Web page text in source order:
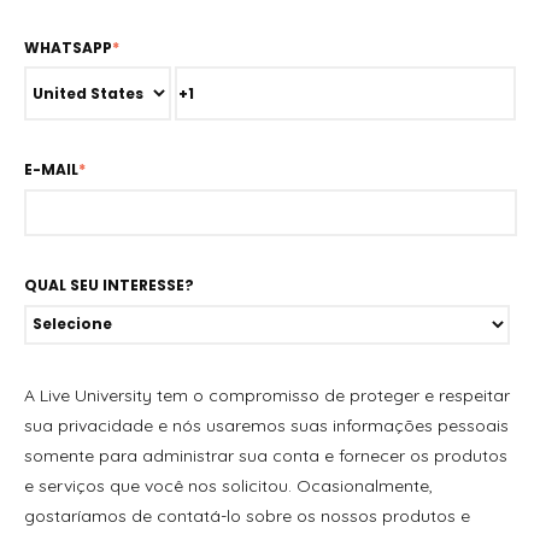
WHATSAPP*
E-MAIL*
QUAL SEU INTERESSE?
A Live University tem o compromisso de proteger e respeitar
sua privacidade e nós usaremos suas informações pessoais
somente para administrar sua conta e fornecer os produtos
e serviços que você nos solicitou. Ocasionalmente,
gostaríamos de contatá-lo sobre os nossos produtos e